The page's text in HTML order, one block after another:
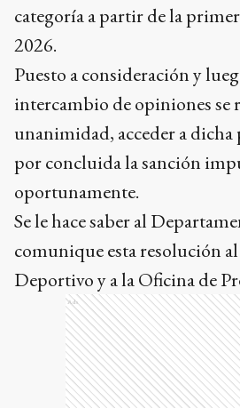
categoría a partir de la
2026.
Puesto a consideración y
intercambio de opiniones se
unanimidad, acceder a
por concluida la sanción
oportunamente.
Se le hace saber al
comunique esta resolución
Deportivo y a la Oficina de
Ads